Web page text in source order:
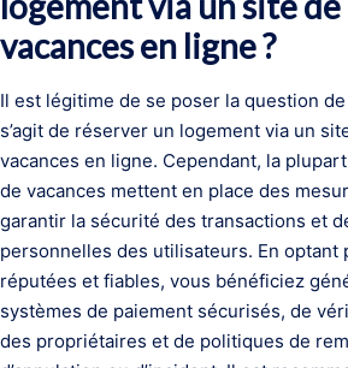
vacances en ligne ?
Il est légitime de se poser la question
s’agit de réserver un logement via un
vacances en ligne. Cependant, la
de vacances mettent en place des
garantir la sécurité des transactions et
personnelles des utilisateurs. En optant
réputées et fiables, vous bénéficiez
systèmes de paiement sécurisés, de
des propriétaires et de politiques de